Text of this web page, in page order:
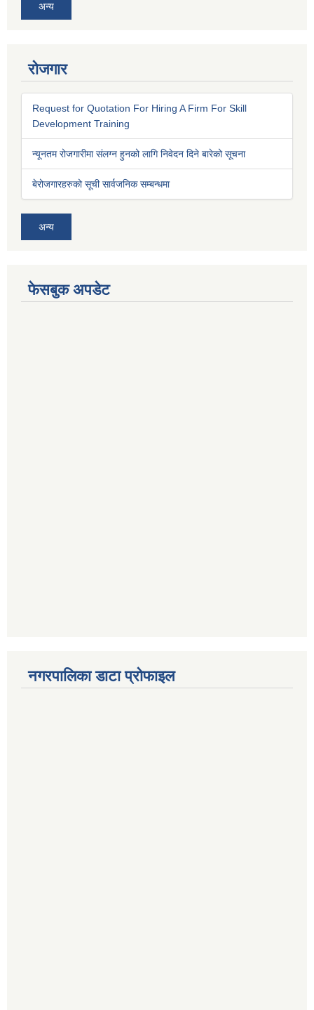
अन्य
रोजगार
Request for Quotation For Hiring A Firm For Skill
Development Training
न्यूनतम रोजगारीमा संलग्न हुनको लागि निवेदन दिने बारेको सूचना
बेरोजगारहरुको सूची सार्वजनिक सम्बन्धमा
अन्य
फेसबुक अपडेट
नगरपालिका डाटा प्रोफाइल